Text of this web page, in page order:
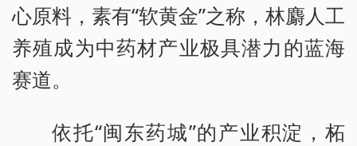
心原料，素有“软黄金”之称，林麝人工
养殖成为中药材产业极具潜力的蓝海
赛道。
依托“闽东药城”的产业积淀，柘